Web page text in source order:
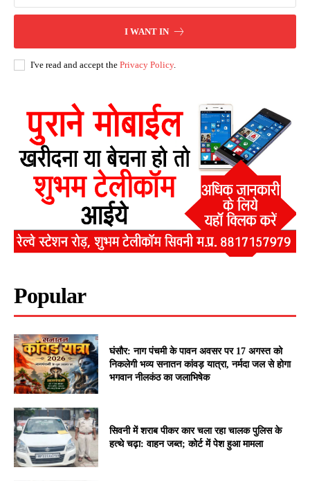
I WANT IN
I've read and accept the Privacy Policy.
Popular
घंसौर: नाग पंचमी के पावन अवसर पर 17 अगस्त को
निकलेगी भव्य सनातन कांवड़ यात्रा, नर्मदा जल से होगा
भगवान नीलकंठ का जलाभिषेक
सिवनी में शराब पीकर कार चला रहा चालक पुलिस के
हत्थे चढ़ा: वाहन जब्त; कोर्ट में पेश हुआ मामला